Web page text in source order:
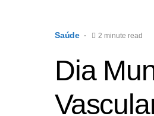
Saúde 2 minute read
Dia